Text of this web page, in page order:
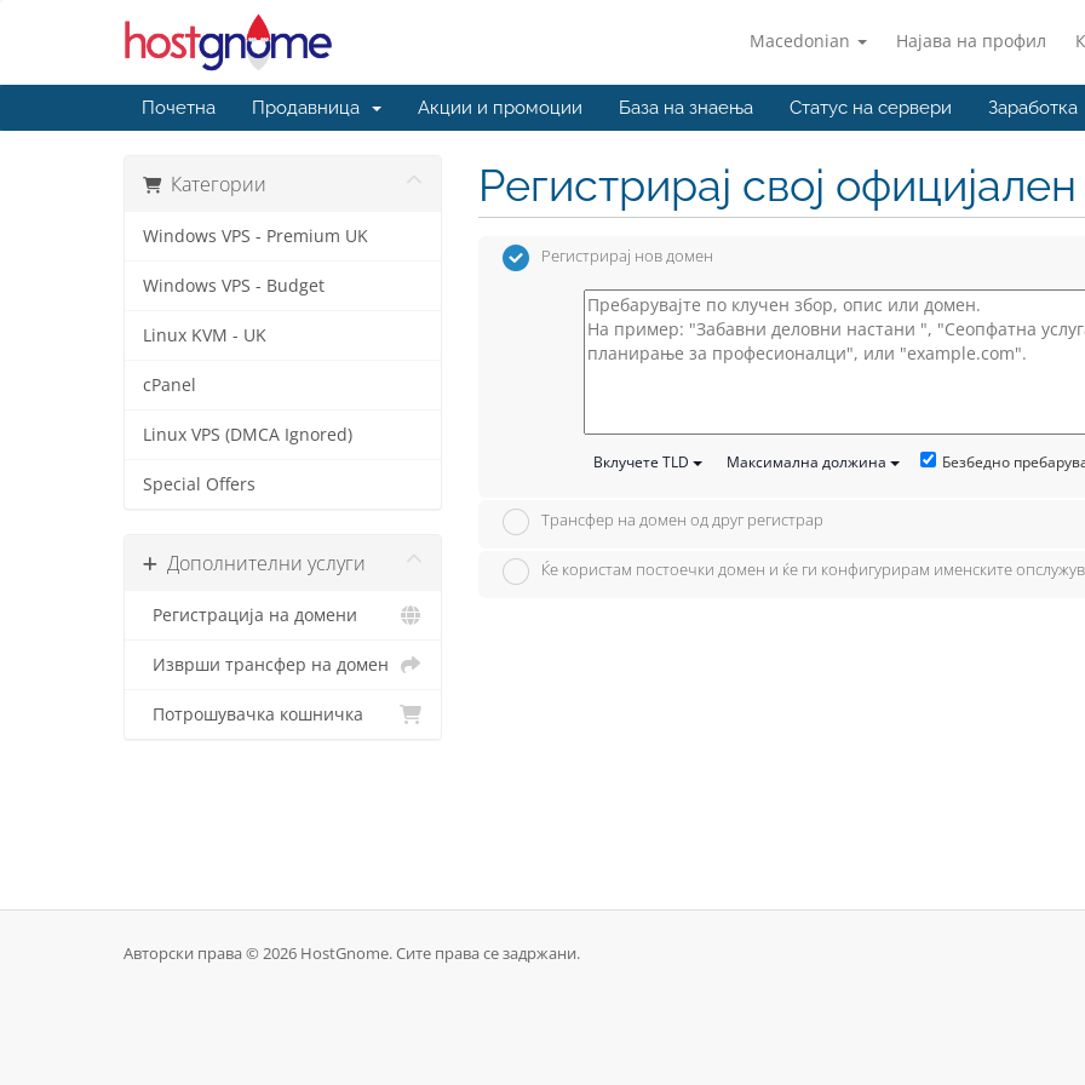
Macedonian Најава на профил
Почетна Продавница Акции и промоции База на знаења Статус на сервери Заработка
Категории
Windows VPS - Premium UK
Windows VPS - Budget
Linux KVM - UK
cPanel
Linux VPS (DMCA Ignored)
Special Offers
Дополнителни услуги
Регистрација на домени
Изврши трансфер на домен
Потрошувачка кошничка
Регистрирај свој
Регистрирај нов домен
Вклучете TLD Максимална должина Безбедно
Трансфер на домен од друг регистрар
Ќе користам постоечки домен и ќе ги конфигурирам именските
Авторски права © 2026 HostGnome. Сите права се задржани.